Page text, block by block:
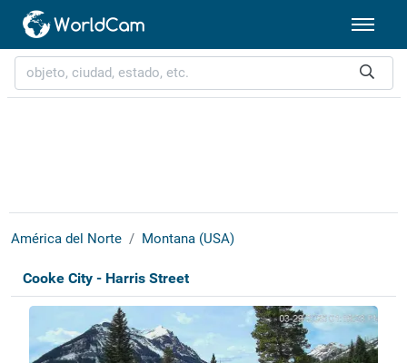
América del Norte Montana (USA)
Cooke City - Harris Street